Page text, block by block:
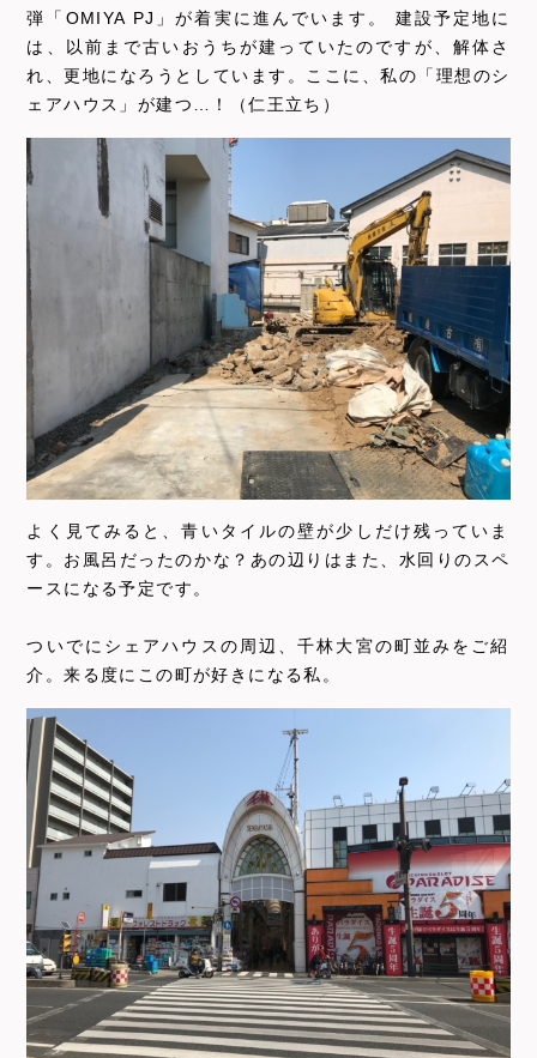
弾「OMIYA PJ」が着実に進んでいます。 建設予定地に
は、以前まで古いおうちが建っていたのですが、解体さ
れ、更地になろうとしています。ここに、私の「理想のシ
ェアハウス」が建つ…！（仁王立ち）
よく見てみると、青いタイルの壁が少しだけ残っていま
す。お風呂だったのかな？あの辺りはまた、水回りのスペ
ースになる予定です。
ついでにシェアハウスの周辺、千林大宮の町並みをご紹
介。来る度にこの町が好きになる私。